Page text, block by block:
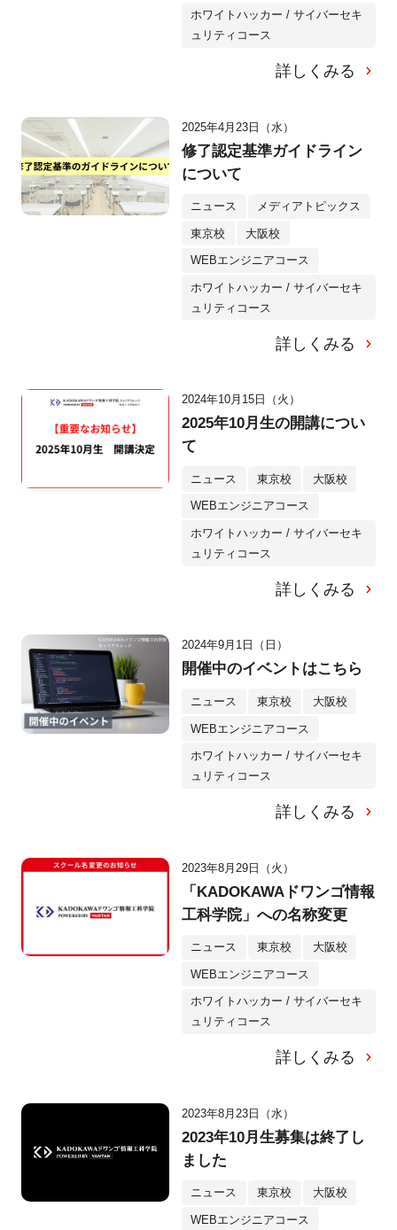
ホワイトハッカー / サイバーセキ
ュリティコース
詳しくみる
2025年4月23日（水）
修了認定基準ガイドライン
について
ニュース メディアトピックス
東京校 大阪校
WEBエンジニアコース
ホワイトハッカー / サイバーセキ
ュリティコース
詳しくみる
2024年10月15日（火）
2025年10月生の開講につい
て
ニュース 東京校 大阪校
WEBエンジニアコース
ホワイトハッカー / サイバーセキ
ュリティコース
詳しくみる
2024年9月1日（日）
開催中のイベントはこちら
ニュース 東京校 大阪校
WEBエンジニアコース
ホワイトハッカー / サイバーセキ
ュリティコース
詳しくみる
2023年8月29日（火）
「KADOKAWAドワンゴ情報
工科学院」への名称変更
ニュース 東京校 大阪校
WEBエンジニアコース
ホワイトハッカー / サイバーセキ
ュリティコース
詳しくみる
2023年8月23日（水）
2023年10月生募集は終了し
ました
ニュース 東京校 大阪校
WEBエンジニアコース